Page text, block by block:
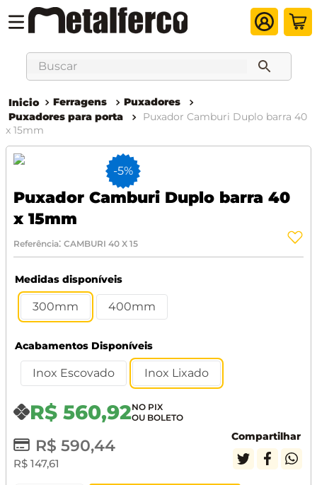
Buscar
Ferragens
Puxadores
Puxadores para porta
Puxador Camburi Duplo barra 40
x 15mm
-5%
Puxador Camburi Duplo barra 40
x 15mm
Referência: CAMBURI 40 X 15
Medidas disponíveis
300mm 400mm
Acabamentos Disponíveis
Inox Escovado Inox Lixado
R$ 560,92
R$ 590,44
R$ 147,61
Compartilhar